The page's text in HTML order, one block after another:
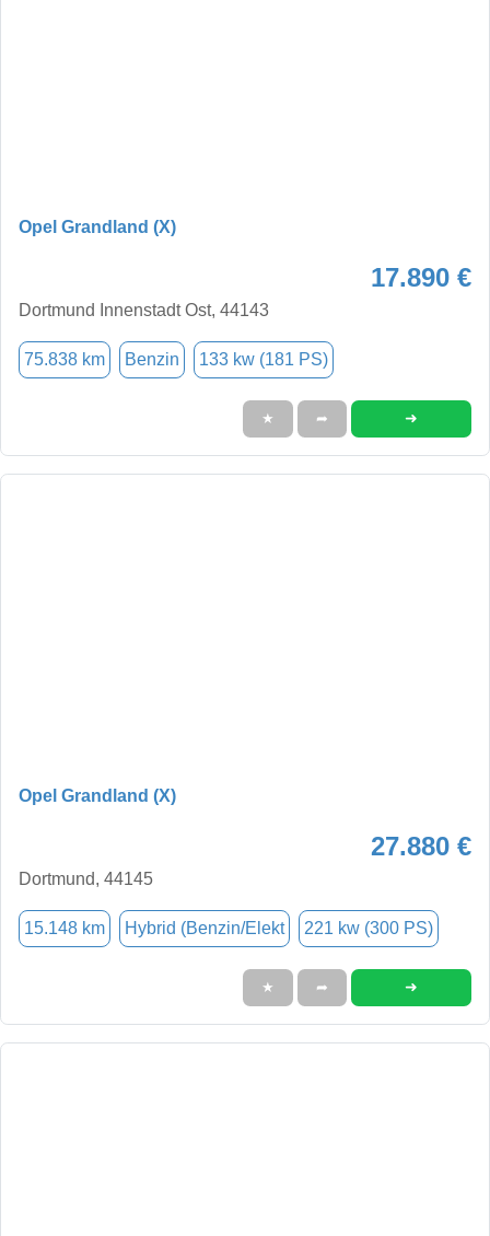
Opel Grandland (X)
17.890 €
Dortmund Innenstadt Ost, 44143
75.838 km Benzin 133 kw (181 PS)
★ ➦ ➜
Opel Grandland (X)
27.880 €
Dortmund, 44145
15.148 km Hybrid (Benzin/Elekt 221 kw (300 PS)
★ ➦ ➜